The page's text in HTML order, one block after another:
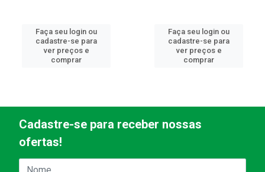
Faça seu login ou
cadastre-se para
ver preços e
comprar
Faça seu login ou
cadastre-se para
ver preços e
comprar
Cadastre-se para receber nossas
ofertas!